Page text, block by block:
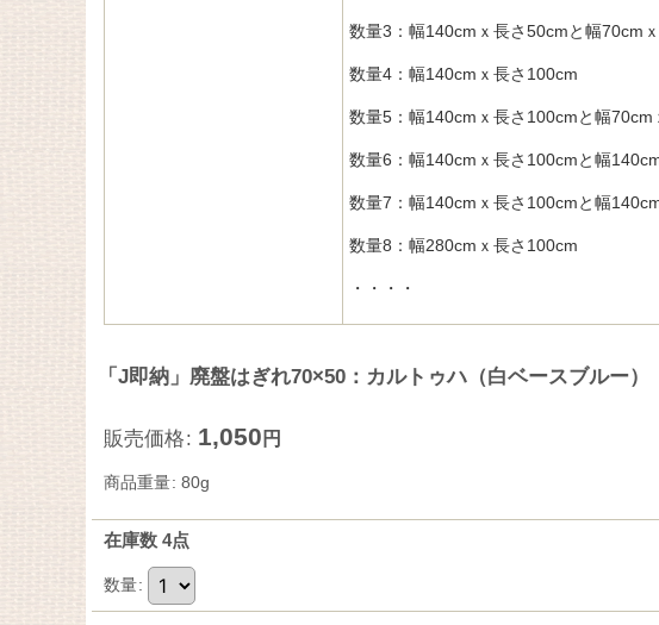
数量3：幅140cmｘ長さ50cmと幅70cm
数量4：幅140cmｘ長さ100cm
数量5：幅140cmｘ長さ100cmと幅70cm
数量6：幅140cmｘ長さ100cmと幅
数量7：幅140cmｘ長さ100cmと幅
数量8：幅280cmｘ長さ100cm
・・・・
「J即納」廃盤はぎれ70×50：カルトゥハ（白ベースブルー
販売価格: 1,050 円
商品重量: 80g
在庫数 4点
数量: